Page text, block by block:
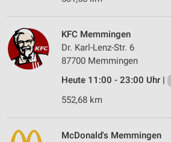
KFC Memmingen
Dr. Karl-Lenz-Str. 6
87700 Memmingen
Heute 11:00 - 23:00 Uhr |
552,68 km
McDonald's Memmingen